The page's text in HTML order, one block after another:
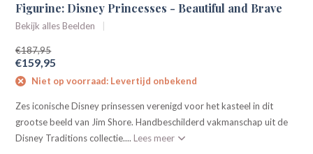
Figurine: Disney Princesses - Beautiful and Brave
Bekijk alles Beelden
€187,95
€159,95
Niet op voorraad: Levertijd onbekend
Zes iconische Disney prinsessen verenigd voor het kasteel in dit
grootse beeld van Jim Shore. Handbeschilderd vakmanschap uit de
Disney Traditions collectie.... Lees meer